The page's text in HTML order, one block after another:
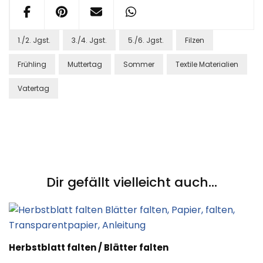
1./2. Jgst. 3./4. Jgst. 5./6. Jgst. Filzen
Frühling Muttertag Sommer Textile Materialien
Vatertag
Dir gefällt vielleicht auch...
Herbstblatt falten / Blätter falten